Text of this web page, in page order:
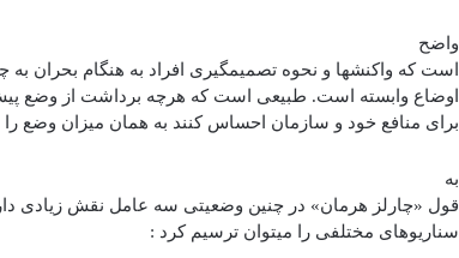
واضح
است كه واكنش‏ها و نحوه تصمیم‏گیری افراد به هنگام بحران به
اوضاع وابسته است. طبیعی است كه هرچه برداشت از وضع
برای منافع خود و سازمان احساس كنند به همان میزان وضع را
به
قول «چارلز هرمان» در چنین وضعیتی سه عامل نقش زیادی
سناریوهای مختلفی را می‏توان ترسیم كرد :